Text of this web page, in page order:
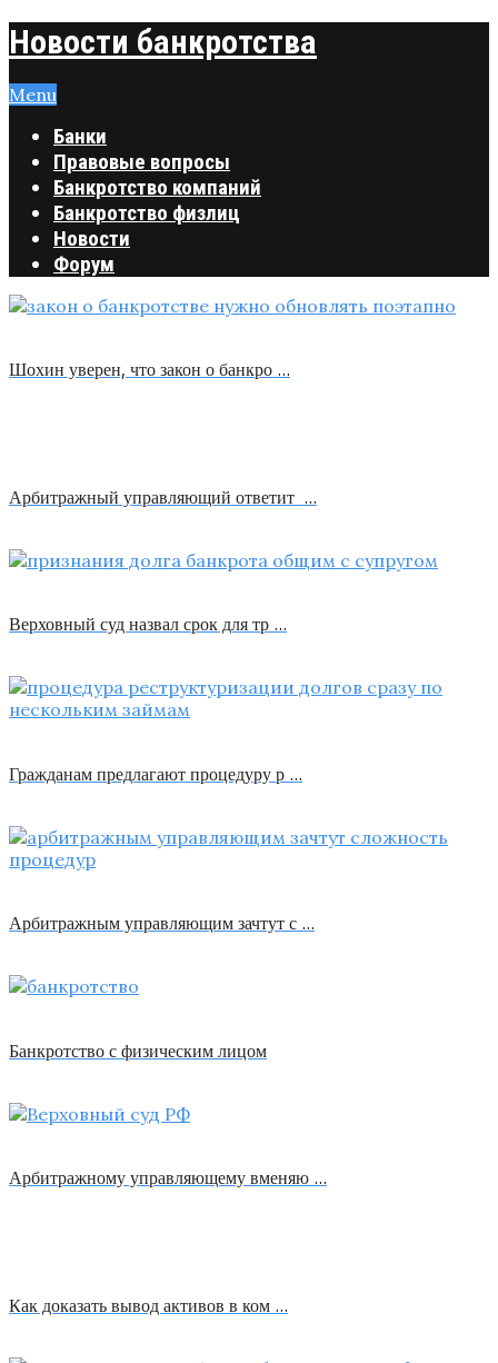
Новости банкротства
Menu
Банки
Правовые вопросы
Банкротство компаний
Банкротство физлиц
Новости
Форум
Шохин уверен, что закон о банкро …
Арбитражный управляющий ответит …
Верховный суд назвал срок для тр …
Гражданам предлагают процедуру р …
Арбитражным управляющим зачтут с …
Банкротство с физическим лицом
Арбитражному управляющему вменяю …
Как доказать вывод активов в ком …